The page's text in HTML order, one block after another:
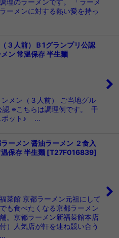
理のラーメンです。 「ラーメ
ーメンに対する熱い愛を持っ
３人前）Ｂ1グランプリ公認
ン 常温保存 半生麺
メン（３人前） ご当地グル
認 ※こちらは調理例です。 千
ポット♪ …
ーメン 醤油ラーメン ２食入
保存 半生麺 [T27F016839]
菜館 京都ラーメン元祖にして
も食べたくなる京都ラーメン
。京都ラーメン新福菜館本店
）人気店が軒を連ね競い合う